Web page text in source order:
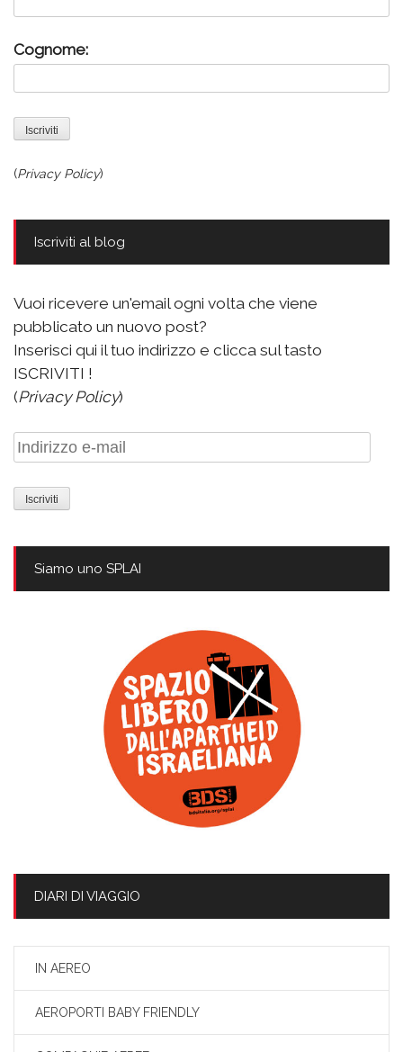
Cognome:
(Privacy Policy)
Iscriviti al blog
Vuoi ricevere un'email ogni volta che viene
pubblicato un nuovo post?
Inserisci qui il tuo indirizzo e clicca sul tasto
ISCRIVITI !
(Privacy Policy)
Indirizzo
e-
mail
Siamo uno SPLAI
DIARI DI VIAGGIO
IN AEREO
AEROPORTI BABY FRIENDLY